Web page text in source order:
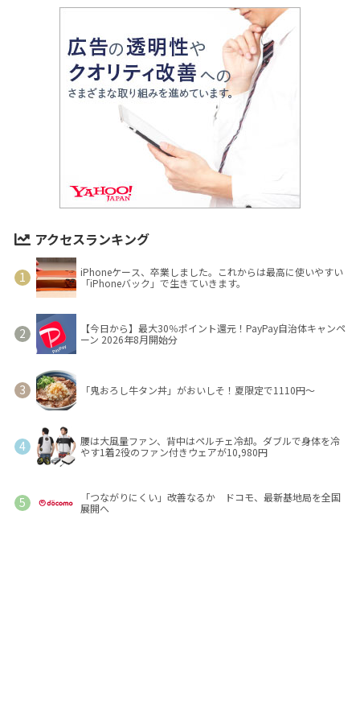
アクセスランキング
iPhoneケース、卒業しました。これからは最高に使いやすい
「iPhoneバック」で生きていきます。
【今日から】最大30％ポイント還元！PayPay自治体キャンペ
ーン 2026年8月開始分
「鬼おろし牛タン丼」がおいしそ！夏限定で1110円～
腰は大風量ファン、背中はペルチェ冷却。ダブルで身体を冷
やす1着2役のファン付きウェアが10,980円
「つながりにくい」改善なるか ドコモ、最新基地局を全国
展開へ